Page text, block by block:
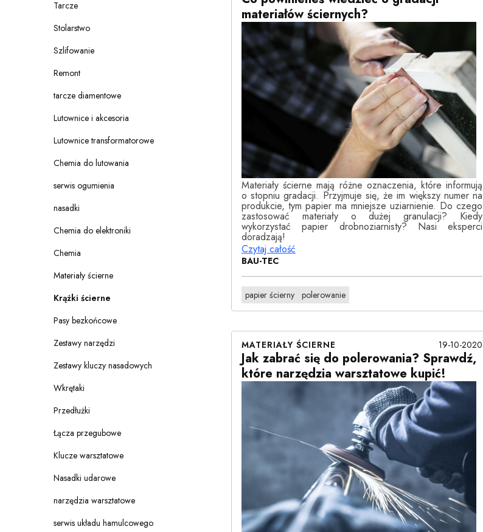
Tarcze
Stolarstwo
Szlifowanie
Remont
tarcze diamentowe
Lutownice i akcesoria
Lutownice transformatorowe
Chemia do lutowania
serwis ogumienia
nasadki
Chemia do elektroniki
Chemia
Materiały ścierne
Krążki ścierne
Pasy bezkońcowe
Zestawy narzędzi
Zestawy kluczy nasadowych
Wkrętaki
Przedłużki
Łącza przegubowe
Klucze warsztatowe
Nasadki udarowe
narzędzia warsztatowe
serwis układu hamulcowego
materiałów ściernych?
Materiały ścierne mają różne oznaczenia, które informują
o stopniu gradacji. Przyjmuje się, że im większy numer na
produkcie, tym papier ma mniejsze uziarnienie. Do czego
zastosować materiały o dużej granulacji? Kiedy
wykorzystać papier drobnoziarnisty? Nasi eksperci
doradzają!
Czytaj całość
BAU-TEC
papier ścierny polerowanie
MATERIAŁY ŚCIERNE 19-10-2020
Jak zabrać się do polerowania? Sprawdź,
które narzędzia warsztatowe kupić!